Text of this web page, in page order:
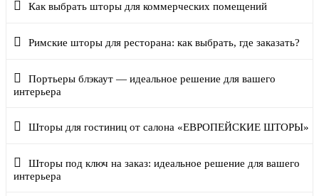
Как выбрать шторы для коммерческих помещений
Римские шторы для ресторана: как выбрать, где заказать?
Портьеры блэкаут — идеальное решение для вашего
интерьера
Шторы для гостиниц от салона «ЕВРОПЕЙСКИЕ ШТОРЫ»
Шторы под ключ на заказ: идеальное решение для вашего
интерьера